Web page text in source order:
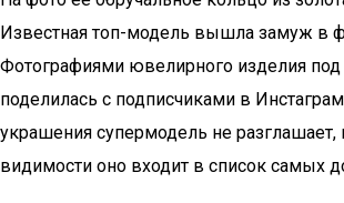
Известная топ-модель вышла замуж в
Фотографиями ювелирного изделия под
поделилась с подписчиками в
украшения супермодель не разглашает,
видимости оно входит в список самых